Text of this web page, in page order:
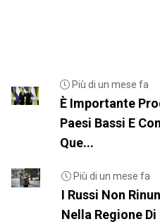
Più di un mese fa
È Importante
Paesi Bassi E
Que...
Più di un mese fa
I Russi Non
Nella Regione